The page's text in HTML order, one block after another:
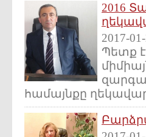
2016
2017-
Պետք
համայնքը